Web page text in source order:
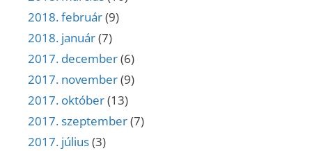
2018. február(9)
2018. január(7)
2017. december(6)
2017. november(9)
2017. október(13)
2017. szeptember(7)
2017. július(3)